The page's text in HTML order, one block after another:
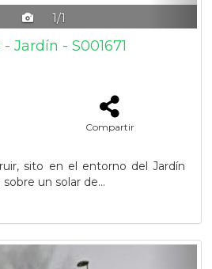
1/1
Jardín - S001671
Compartir
sito en el entorno del Jardín
un solar de...